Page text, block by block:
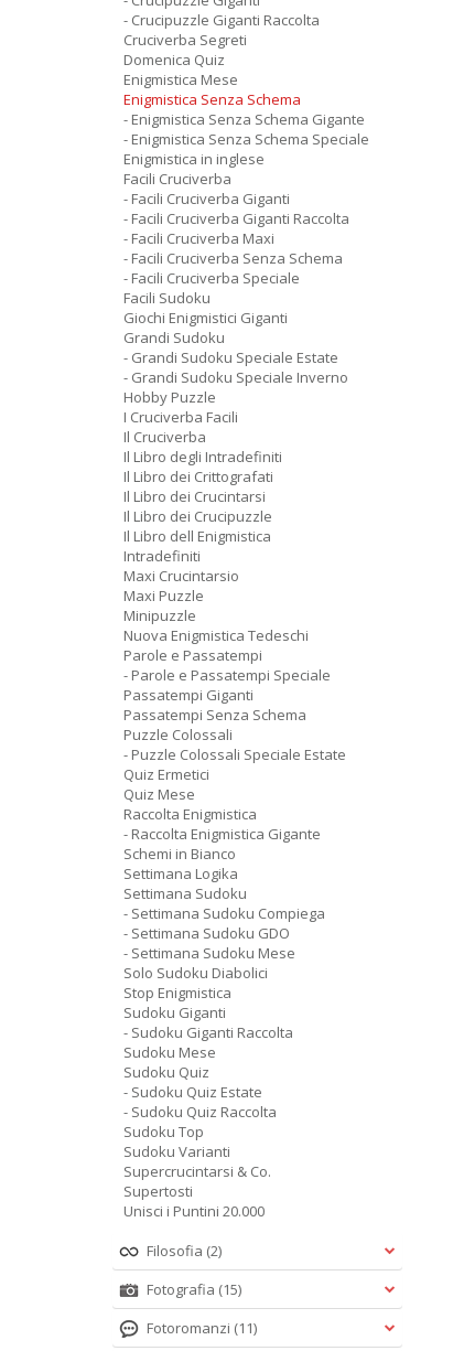
- Crucipuzzle Giganti Raccolta
Cruciverba Segreti
Domenica Quiz
Enigmistica Mese
Enigmistica Senza Schema
- Enigmistica Senza Schema Gigante
- Enigmistica Senza Schema Speciale
Enigmistica in inglese
Facili Cruciverba
- Facili Cruciverba Giganti
- Facili Cruciverba Giganti Raccolta
- Facili Cruciverba Maxi
- Facili Cruciverba Senza Schema
- Facili Cruciverba Speciale
Facili Sudoku
Giochi Enigmistici Giganti
Grandi Sudoku
- Grandi Sudoku Speciale Estate
- Grandi Sudoku Speciale Inverno
Hobby Puzzle
I Cruciverba Facili
Il Cruciverba
Il Libro degli Intradefiniti
Il Libro dei Crittografati
Il Libro dei Crucintarsi
Il Libro dei Crucipuzzle
Il Libro dell Enigmistica
Intradefiniti
Maxi Crucintarsio
Maxi Puzzle
Minipuzzle
Nuova Enigmistica Tedeschi
Parole e Passatempi
- Parole e Passatempi Speciale
Passatempi Giganti
Passatempi Senza Schema
Puzzle Colossali
- Puzzle Colossali Speciale Estate
Quiz Ermetici
Quiz Mese
Raccolta Enigmistica
- Raccolta Enigmistica Gigante
Schemi in Bianco
Settimana Logika
Settimana Sudoku
- Settimana Sudoku Compiega
- Settimana Sudoku GDO
- Settimana Sudoku Mese
Solo Sudoku Diabolici
Stop Enigmistica
Sudoku Giganti
- Sudoku Giganti Raccolta
Sudoku Mese
Sudoku Quiz
- Sudoku Quiz Estate
- Sudoku Quiz Raccolta
Sudoku Top
Sudoku Varianti
Supercrucintarsi & Co.
Supertosti
Unisci i Puntini 20.000
Filosofia (2)
Fotografia (15)
Fotoromanzi (11)